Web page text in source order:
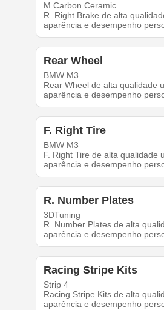
M Carbon Ceramic
R. Right Brake de alta
aparência e desempenho
Rear Wheel
BMW M3
Rear Wheel de alta qualidade
aparência e desempenho
F. Right Tire
BMW M3
F. Right Tire de alta qualidade
aparência e desempenho
R. Number Plates
3DTuning
R. Number Plates de alta
aparência e desempenho
Racing Stripe Kits
Strip 4
Racing Stripe Kits de alta
aparência e desempenho